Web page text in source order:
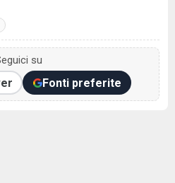
su
Fonti preferite